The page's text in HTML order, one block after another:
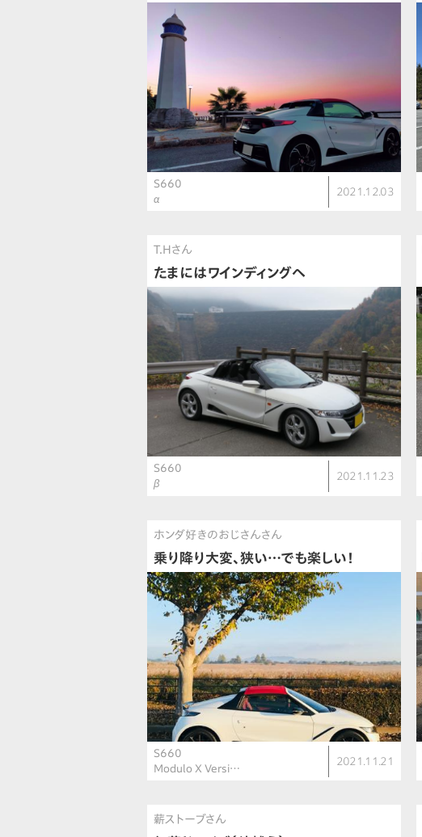
S660
α
2021.12.03
T.Hさん
たまにはワインディングへ
S660
β
2021.11.23
ホンダ好きのおじさんさん
乗り降り大変、狭い…でも楽しい！
S660
Modulo X Versi…
2021.11.21
薪ストーブさん